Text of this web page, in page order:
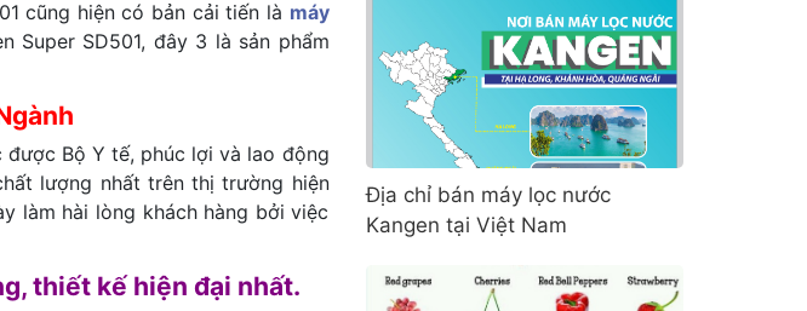
cũng hiện có bản cải tiến là máy
Super SD501, đây 3 là sản phẩm
Bộ Y tế, phúc lợi và lao động
lượng nhất trên thị trường hiện
làm hài lòng khách hàng bởi việc
thiết kế hiện đại nhất.
Địa chỉ bán máy lọc nước
Kangen tại Việt Nam